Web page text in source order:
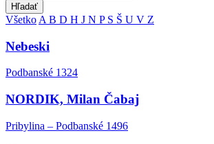
Hľadať
Všetko A B D H J N P S Š U V Z
Nebeski
Podbanské 1324
NORDIK, Milan Čabaj
Pribylina – Podbanské 1496